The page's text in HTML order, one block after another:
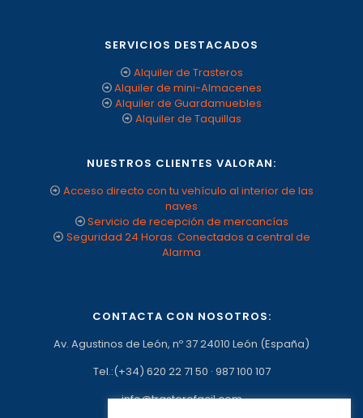
SERVICIOS DESTACADOS
Alquiler de Trasteros
Alquiler de mini-Almacenes
Alquiler de Guardamuebles
Alquiler de Taquillas
NUESTROS CLIENTES VALORAN:
Acceso directo con tu vehículo al interior de las
naves
Servicio de recepción de mercancías
Seguridad 24 Horas. Conectados a central de
Alarma
CONTACTA CON NOSOTROS:
Av. Agustinos de León, nº 37 24010 León (España)
Tel.:(+34) 620 22 71 50 · 987 100 107
info@trasterofacil.com